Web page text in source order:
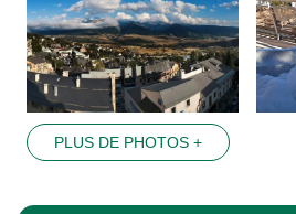
PLUS DE PHOTOS +